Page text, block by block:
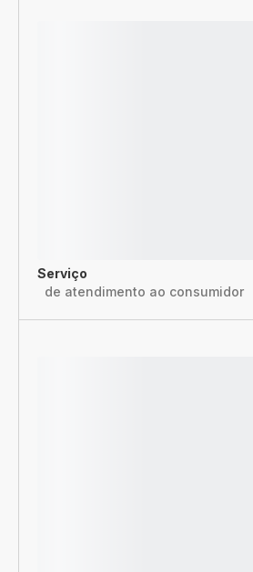
Serviço
de atendimento ao consumidor